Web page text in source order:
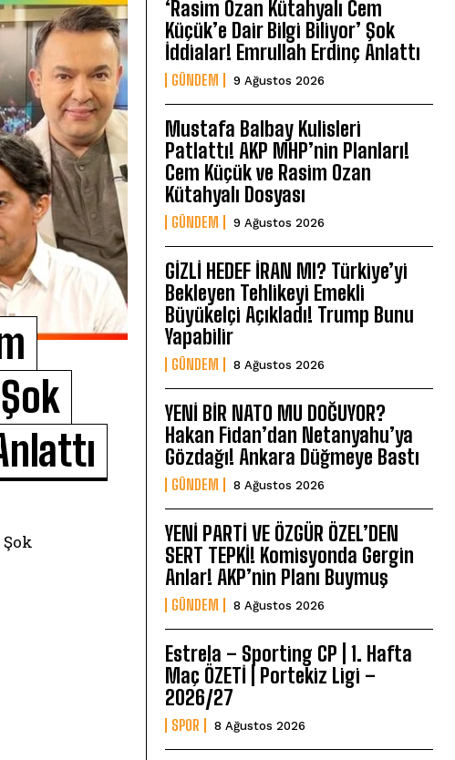
‘Rasim Ozan Kütahyalı Cem
Küçük’e Dair Bilgi Biliyor’ Şok
İddialar! Emrullah Erdinç Anlattı
GÜNDEM 9 Ağustos 2026
Mustafa Balbay Kulisleri
Patlattı! AKP MHP’nin Planları!
Cem Küçük ve Rasim Ozan
Kütahyalı Dosyası
GÜNDEM 9 Ağustos 2026
GİZLİ HEDEF İRAN MI? Türkiye’yi
Bekleyen Tehlikeyi Emekli
Büyükelçi Açıkladı! Trump Bunu
Yapabilir
GÜNDEM 8 Ağustos 2026
YENİ BİR NATO MU DOĞUYOR?
Hakan Fidan’dan Netanyahu’ya
Gözdağı! Ankara Düğmeye Bastı
GÜNDEM 8 Ağustos 2026
YENİ PARTİ VE ÖZGÜR ÖZEL’DEN
SERT TEPKİ! Komisyonda Gergin
Anlar! AKP’nin Planı Buymuş
GÜNDEM 8 Ağustos 2026
Estrela – Sporting CP | 1. Hafta
Maç ÖZETİ | Portekiz Ligi –
2026/27
SPOR 8 Ağustos 2026